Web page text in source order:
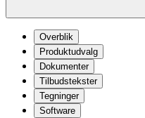
Overblik
Produktudvalg
Dokumenter
Tilbudstekster
Tegninger
Software